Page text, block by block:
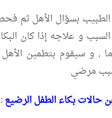
بسؤال الأهل ثم
و علاجه إذا كان
, و سيقوم بتطمين الأهل
مرضي.
حالات بكاء الطفل الرضيع :